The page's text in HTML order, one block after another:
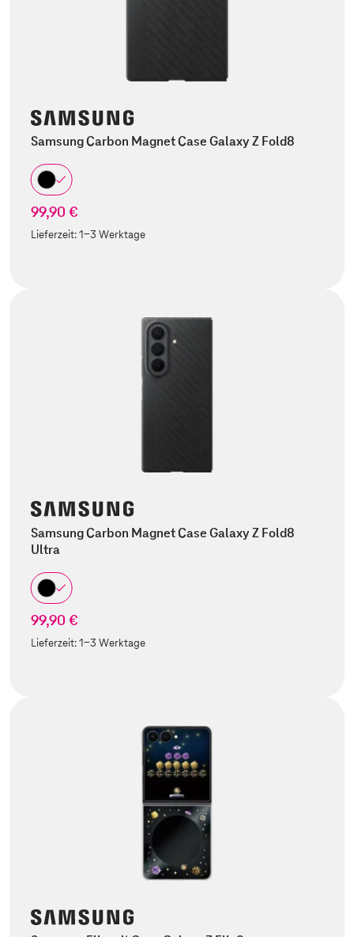
Samsung Carbon Magnet Case Galaxy Z Fold8
99,90 €
Lieferzeit:1-3 Werktage
Samsung Carbon Magnet Case Galaxy Z Fold8
Ultra
99,90 €
Lieferzeit:1-3 Werktage